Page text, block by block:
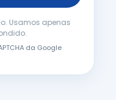
Usamos apenas
da Google